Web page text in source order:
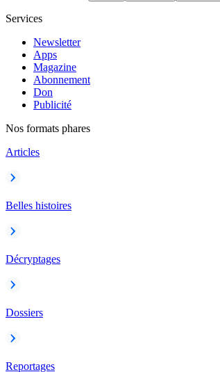
Services
Newsletter
Apps
Magazine
Abonnement
Don
Publicité
Nos formats phares
Articles
Belles histoires
Décryptages
Dossiers
Reportages